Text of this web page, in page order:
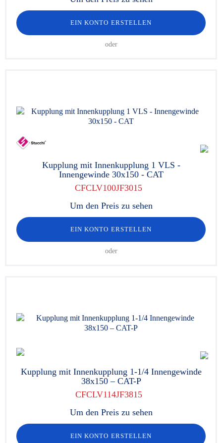
EIN KONTO ERSTELLEN
oder
Kupplung mit Innenkupplung 1 VLS -
Innengewinde 30x150 - CAT
CFCLV100JF3015
Um den Preis zu sehen
EIN KONTO ERSTELLEN
oder
Kupplung mit Innenkupplung 1-1/4 Innengewinde
38x150 – CAT-P
CFCLV114JF3815
Um den Preis zu sehen
EIN KONTO ERSTELLEN